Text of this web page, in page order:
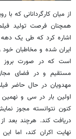
از میان کارگردانانی که
همچنان فرصت تولید
اشاره کرد که طی یک دهه
ایران شده و مخاطبان خود
است که در صورت بروز
مستقیم و در فضای
مهدویان در حال حاضر
اولین بار در سی و
کنون نتوانسته مجوز
دریافت کند. هرچند بعد
نهایت اکران کند، اما